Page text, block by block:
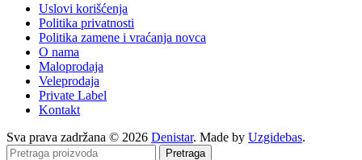
Uslovi korišćenja
Politika privatnosti
Politika zamene i vraćanja novca
O nama
Maloprodaja
Veleprodaja
Private Label
Kontakt
Sva prava zadržana © 2026 Denistar. Made by Uzgidebas.
Pretraga